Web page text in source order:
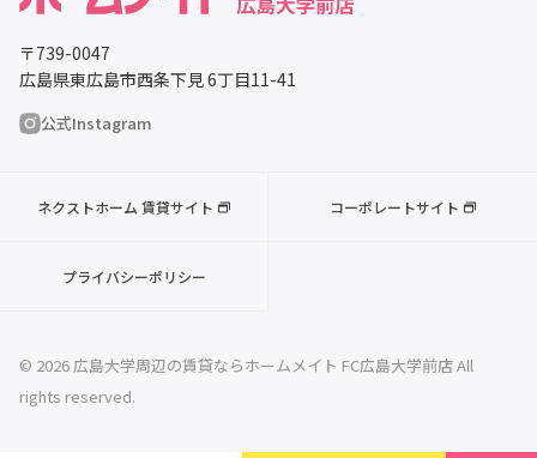
〒739-0047
広島県東広島市西条下見 6丁目11-41
公式Instagram
ネクストホーム 賃貸サイト コーポレートサイト
プライバシーポリシー
© 2026 広島大学周辺の賃貸ならホームメイト FC広島大学前店 All
rights reserved.